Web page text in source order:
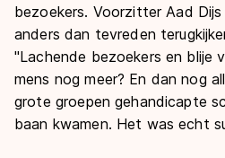
bezoekers. Voorzitter Aad
anders dan tevreden
"Lachende bezoekers en blije
mens nog meer? En dan nog
grote groepen gehandicapte
baan kwamen. Het was echt